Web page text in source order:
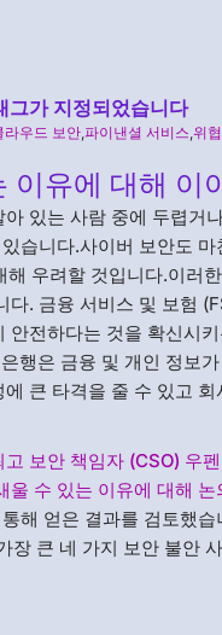
그가 지정되었습니다
라우드 보안,파이낸셜 서비스,위
이유에 대해 이
있는 사람 중에 두렵거
습니다.사이버 보안도
우려할 것입니다.이러
. 금융 서비스 및 보험
전하다는 것을 확신시
행은 금융 및 개인 정보
큰 타격을 줄 수 있고
보안 책임자 (CSO) 우
울 수 있는 이유에 대해 논
해 얻은 결과를 검토했
큰 네 가지 보안 불안